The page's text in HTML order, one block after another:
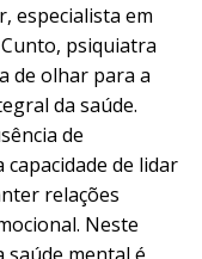
, especialista em
psiquiatra
de olhar para a
da saúde.
de
de lidar
relações
. Neste